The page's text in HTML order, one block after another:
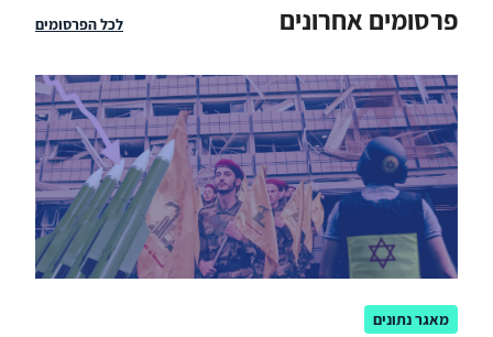
פרסומים אחרונים לכל הפרסומים
מאגר נתונים